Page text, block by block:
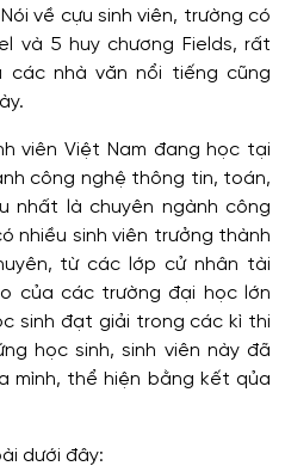
về cựu sinh viên, trường có
và 5 huy chương Fields, rất
các nhà văn nổi tiếng cũng
viên Việt Nam đang học tại
công nghệ thông tin, toán,
nhất là chuyên ngành công
nhiều sinh viên trưởng thành
từ các lớp cử nhân tài
của các trường đại học lớn
sinh đạt giải trong các kì thi
học sinh, sinh viên này đã
mình, thể hiện bằng kết qủa
dưới đây: